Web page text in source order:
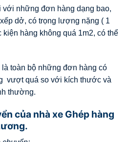
những đơn hàng dạng bao,
dở, có trọng lượng nặng ( 1
hàng không quá 1m2, có thể
là toàn bộ những đơn hàng có
vượt quá so với kích thước và
thường.
của nhà xe Ghép hàng